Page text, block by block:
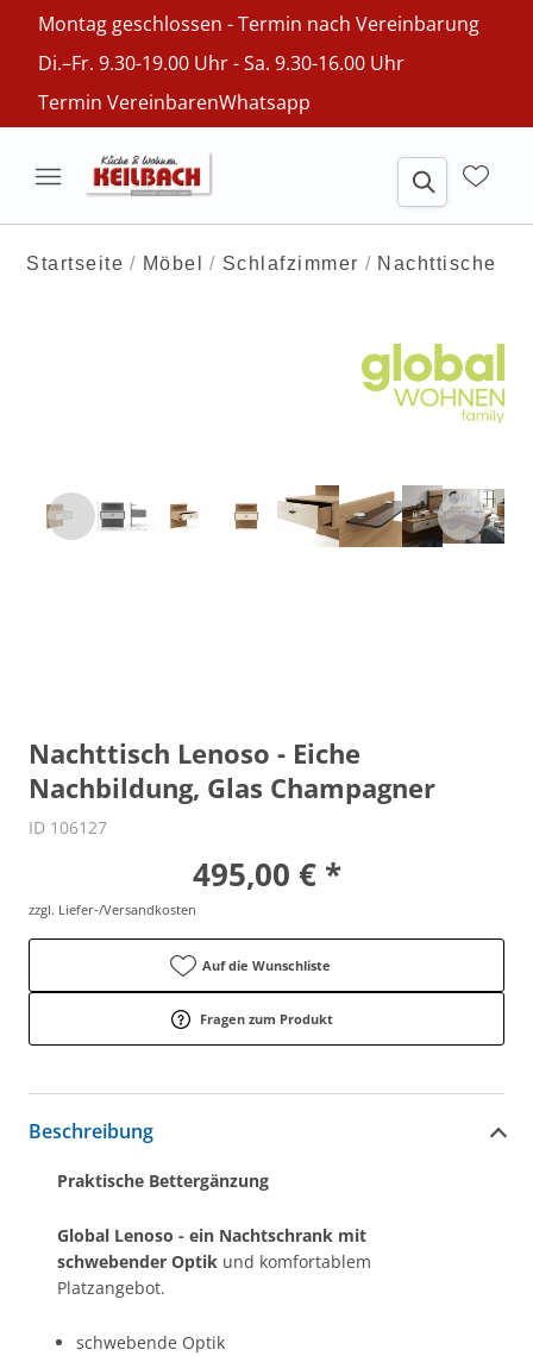
Montag geschlossen - Termin nach Vereinbarung
Di.–Fr. 9.30-19.00 Uhr - Sa. 9.30-16.00 Uhr
Termin VereinbarenWhatsapp
Startseite Möbel Schlafzimmer Nachttische
Nachttisch Lenoso - Eiche
Nachbildung, Glas Champagner
ID 106127
495,00 € *
zzgl. Liefer-/Versandkosten
Auf die Wunschliste
Fragen zum Produkt
Beschreibung
Praktische Bettergänzung
Global Lenoso - ein Nachtschrank mit
schwebender Optik und komfortablem
Platzangebot.
schwebende Optik